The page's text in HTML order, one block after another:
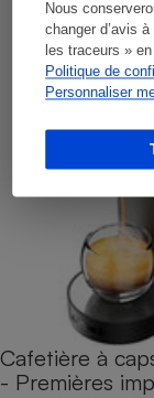
Nous
changer d’avis
les traceurs »
Politique de
Personnaliser
Cafetière à
- Premières